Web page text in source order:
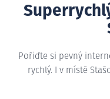
Pořiďte si pevný
rychlý. I v místě